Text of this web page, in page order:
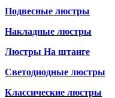
Подвесные люстры
Накладные люстры
Люстры На штанге
Светодиодные люстры
Классические люстры